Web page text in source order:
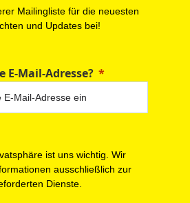
Mailingliste für die neuesten
und Updates bei!
E-Mail-Adresse?
ist uns wichtig. Wir
ausschließlich zur
Dienste.